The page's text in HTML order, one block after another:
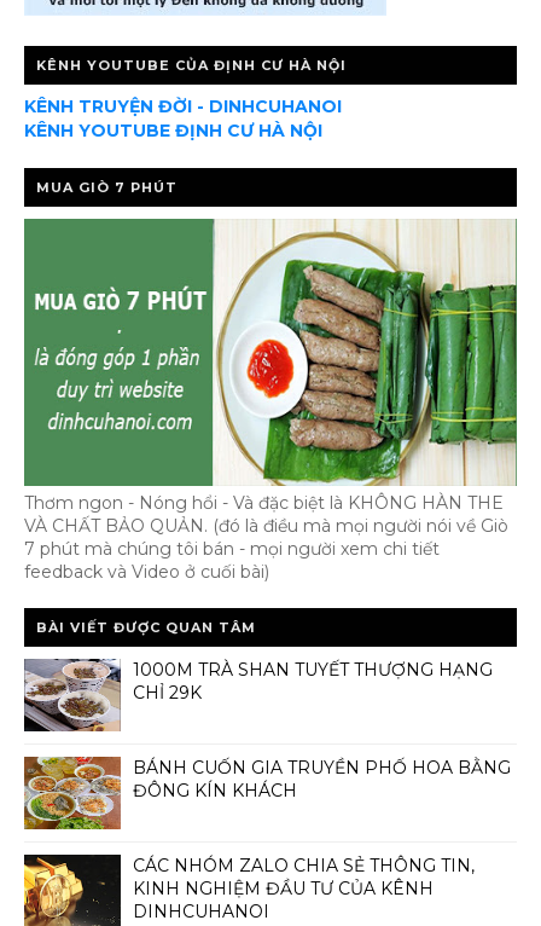
KÊNH YOUTUBE CỦA ĐỊNH CƯ HÀ NỘI
KÊNH TRUYỆN ĐỜI - DINHCUHANOI
KÊNH YOUTUBE ĐỊNH CƯ HÀ NỘI
MUA GIÒ 7 PHÚT
Thơm ngon - Nóng hổi - Và đặc biệt là KHÔNG HÀN THE
VÀ CHẤT BẢO QUẢN. (đó là điều mà mọi người nói về Giò
7 phút mà chúng tôi bán - mọi người xem chi tiết
feedback và Video ở cuối bài)
BÀI VIẾT ĐƯỢC QUAN TÂM
1000M TRÀ SHAN TUYẾT THƯỢNG HẠNG
CHỈ 29K
BÁNH CUỐN GIA TRUYỀN PHỐ HOA BẰNG
ĐÔNG KÍN KHÁCH
CÁC NHÓM ZALO CHIA SẺ THÔNG TIN,
KINH NGHIỆM ĐẦU TƯ CỦA KÊNH
DINHCUHANOI